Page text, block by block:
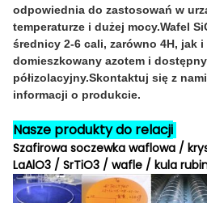
odpowiednia do zastosowań w
temperaturze i dużej mocy.Wafel
średnicy 2-6 cali, zarówno 4H, jak i
domieszkowany azotem i
półizolacyjny.Skontaktuj się z
informacji o produkcie.
Nasze produkty do relacji
Szafirowa soczewka waflowa /
LaAlO3 / SrTiO3 / wafle / kula